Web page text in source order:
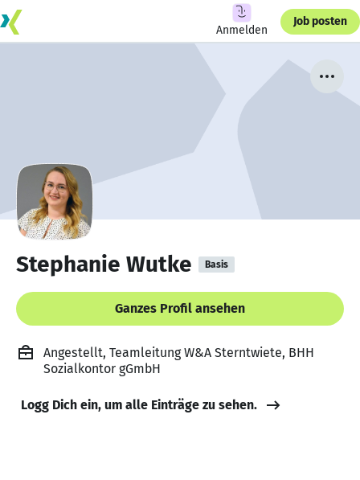
Anmelden
Job posten
Stephanie Wutke Basis
Ganzes Profil ansehen
Angestellt, Teamleitung W&A Sterntwiete, BHH
Sozialkontor gGmbH
Logg Dich ein, um alle Einträge zu sehen.